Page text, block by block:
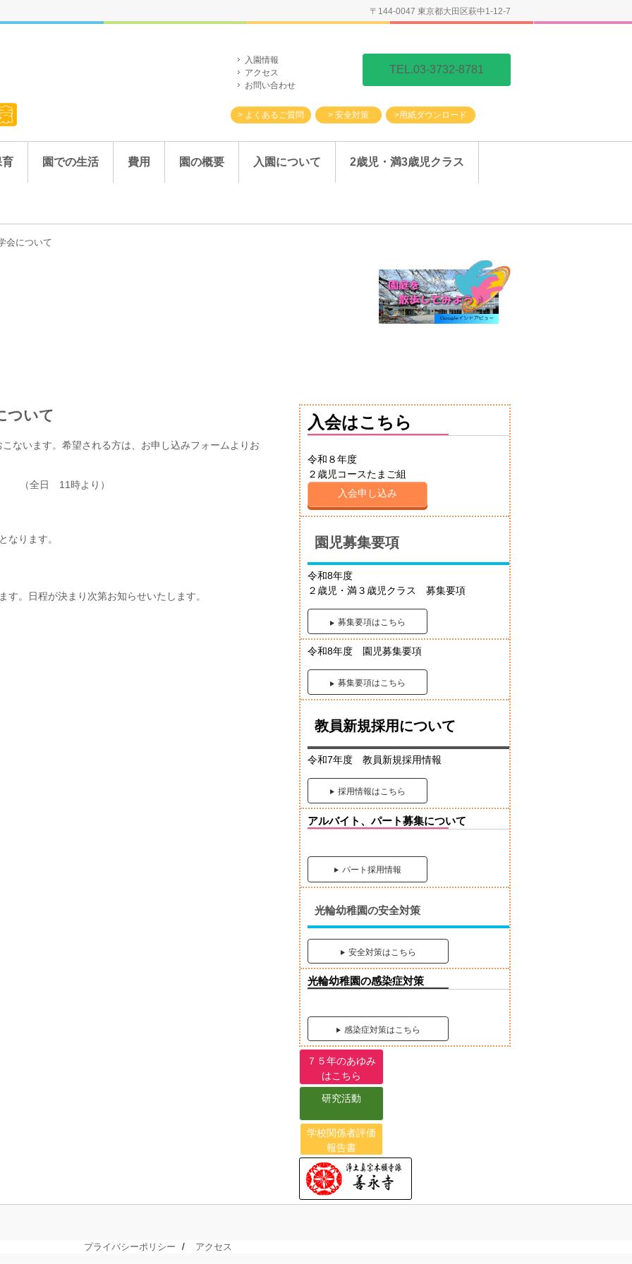
TEL.03-3732-8781
〒144-0047 東京都大田区萩中1-12-7
入園情報
アクセス
お問い合わせ
> よくあるご質問 > 安全対策 >用紙ダウンロード
育 園での生活 費用 園の概要 入園について 2歳児・満3歳児クラス
会について
ついて
ないます。希望される方は、お申し込みフォームよりお
日 11時より）
ます。
。日程が決まり次第お知らせいたします。
入会はこちら
令和８年度
２歳児コースたまご組
入会申し込み
園児募集要項
令和8年度
２歳児・満３歳児クラス 募集要項
募集要項はこちら
令和8年度 園児募集要項
募集要項はこちら
教員新規採用について
令和7年度 教員新規採用情報
採用情報はこちら
アルバイト、パート募集について
パート採用情報
光輪幼稚園の安全対策
安全対策はこちら
光輪幼稚園の感染症対策
感染症対策はこちら
７５年のあゆみ
はこちら
研究活動
学校関係者評価
報告書
プライバシーポリシー
アクセス